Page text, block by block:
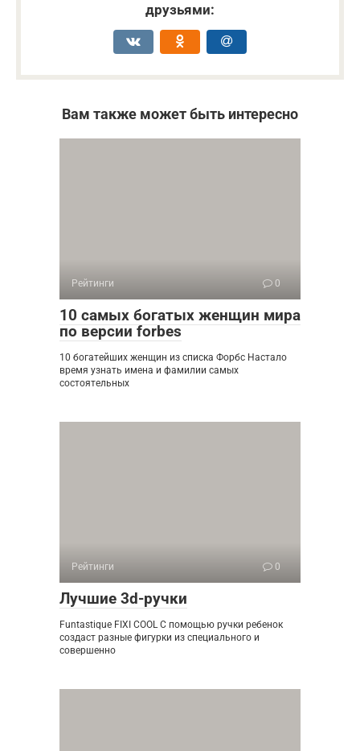
друзьями:
Вам также может быть интересно
Рейтинги 0
10 самых богатых женщин мира
по версии forbes
10 богатейших женщин из списка Форбс Настало
время узнать имена и фамилии самых
состоятельных
Рейтинги 0
Лучшие 3d-ручки
Funtastique FIXI COOL С помощью ручки ребенок
создаст разные фигурки из специального и
совершенно